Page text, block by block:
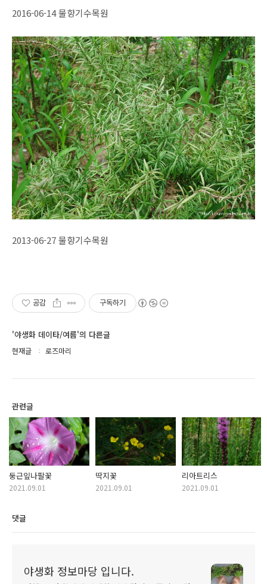
2016-06-14 물향기수목원
2013-06-27 물향기수목원
공감 구독하기
'야생화 데이타/여름'의 다른글
현재글 로즈마리
관련글
둥근잎나팔꽃
2021.09.01
딱지꽃
2021.09.01
리아트리스
2021.09.01
댓글
야생화 정보마당 입니다.